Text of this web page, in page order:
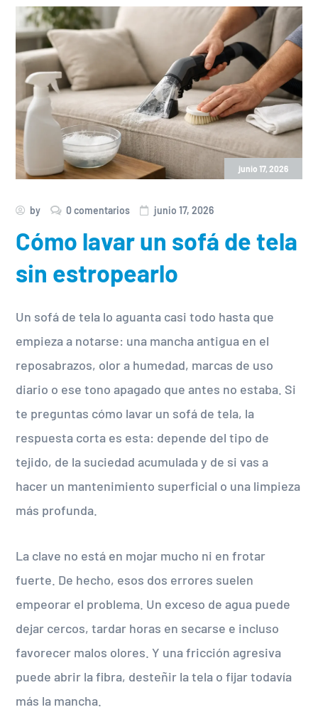
junio 17, 2026
by 0 comentarios junio 17, 2026
Cómo lavar un sofá de tela
sin estropearlo
Un sofá de tela lo aguanta casi todo hasta que
empieza a notarse: una mancha antigua en el
reposabrazos, olor a humedad, marcas de uso
diario o ese tono apagado que antes no estaba. Si
te preguntas cómo lavar un sofá de tela, la
respuesta corta es esta: depende del tipo de
tejido, de la suciedad acumulada y de si vas a
hacer un mantenimiento superficial o una limpieza
más profunda.
La clave no está en mojar mucho ni en frotar
fuerte. De hecho, esos dos errores suelen
empeorar el problema. Un exceso de agua puede
dejar cercos, tardar horas en secarse e incluso
favorecer malos olores. Y una fricción agresiva
puede abrir la fibra, desteñir la tela o fijar todavía
más la mancha.